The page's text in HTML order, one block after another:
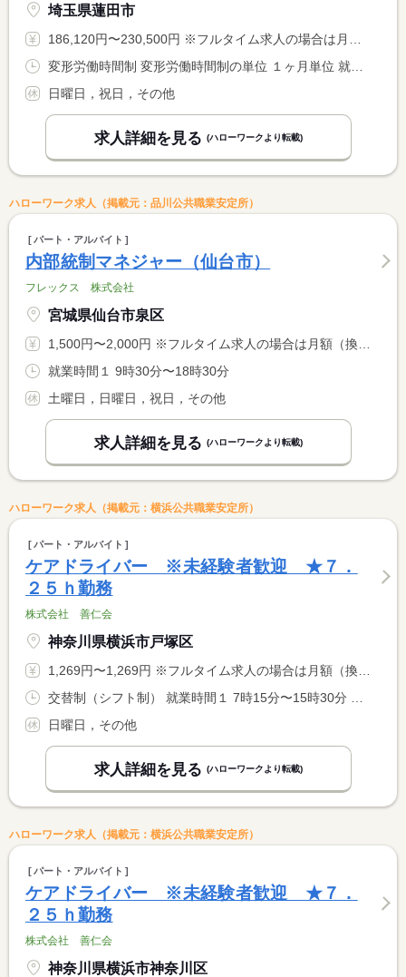
埼玉県蓮田市
186,120円〜230,500円 ※フルタイム求人の場合は月額（換算額）、パート求人の場合は時間額を表示しています。
日曜日，祝日，その他
求人詳細を見る (ハローワークより転載)
ハローワーク求人（掲載元：品川公共職業安定所）
パート・アルバイト
内部統制マネジャー（仙台市）
フレックス 株式会社
宮城県仙台市泉区
1,500円〜2,000円 ※フルタイム求人の場合は月額（換算額）、パート求人の場合は時間額を表示しています。
就業時間１ 9時30分〜18時30分
土曜日，日曜日，祝日，その他
求人詳細を見る (ハローワークより転載)
ハローワーク求人（掲載元：横浜公共職業安定所）
パート・アルバイト
ケアドライバー ※未経験者歓迎 ★７．
２５ｈ勤務
株式会社 善仁会
神奈川県横浜市戸塚区
1,269円〜1,269円 ※フルタイム求人の場合は月額（換算額）、パート求人の場合は時間額を表示しています。
日曜日，その他
求人詳細を見る (ハローワークより転載)
ハローワーク求人（掲載元：横浜公共職業安定所）
パート・アルバイト
ケアドライバー ※未経験者歓迎 ★７．
２５ｈ勤務
株式会社 善仁会
神奈川県横浜市神奈川区